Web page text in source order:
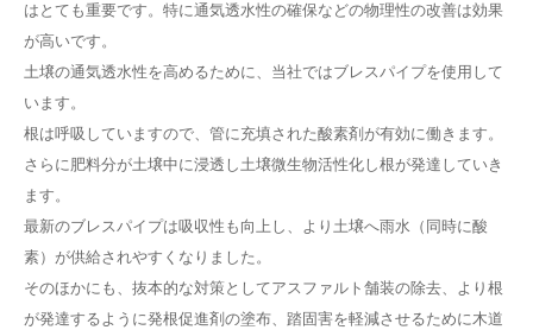
はとても重要です。特に通気透水性の確保などの物理性の改善は効果
が高いです。
土壌の通気透水性を高めるために、当社ではブレスパイプを使用して
います。
根は呼吸していますので、管に充填された酸素剤が有効に働きます。
さらに肥料分が土壌中に浸透し土壌微生物活性化し根が発達していき
ます。
最新のブレスパイプは吸収性も向上し、より土壌へ雨水（同時に酸
素）が供給されやすくなりました。
そのほかにも、抜本的な対策としてアスファルト舗装の除去、より根
が発達するように発根促進剤の塗布、踏固害を軽減させるために木道